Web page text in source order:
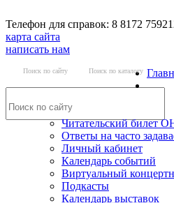
Телефон для справок: 8 8172
карта сайта
написать нам
Поиск по сайту Поиск по каталогу
Читательский билет
Ответы на часто
Личный кабинет
Календарь событий
Виртуальный
Подкасты
Календарь выставок